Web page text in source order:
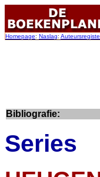
Homepage: Naslag:
Bibliografie:
Series